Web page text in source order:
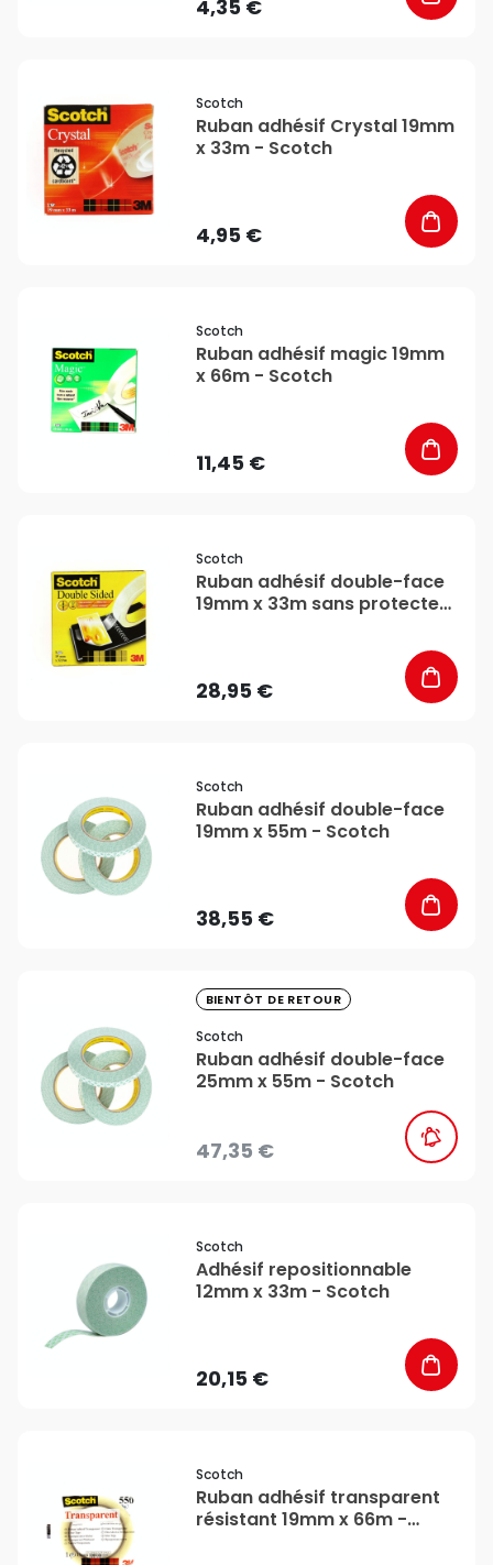
4,35 €
Scotch
Ruban adhésif Crystal 19mm
x 33m - Scotch
4,95 €
Scotch
Ruban adhésif magic 19mm
x 66m - Scotch
11,45 €
Scotch
Ruban adhésif double-face
19mm x 33m sans protecteur
28,95 €
Scotch
Ruban adhésif double-face
19mm x 55m - Scotch
38,55 €
BIENTÔT DE RETOUR
Scotch
Ruban adhésif double-face
25mm x 55m - Scotch
47,35 €
Scotch
Adhésif repositionnable
12mm x 33m - Scotch
20,15 €
Scotch
Ruban adhésif transparent
résistant 19mm x 66m -